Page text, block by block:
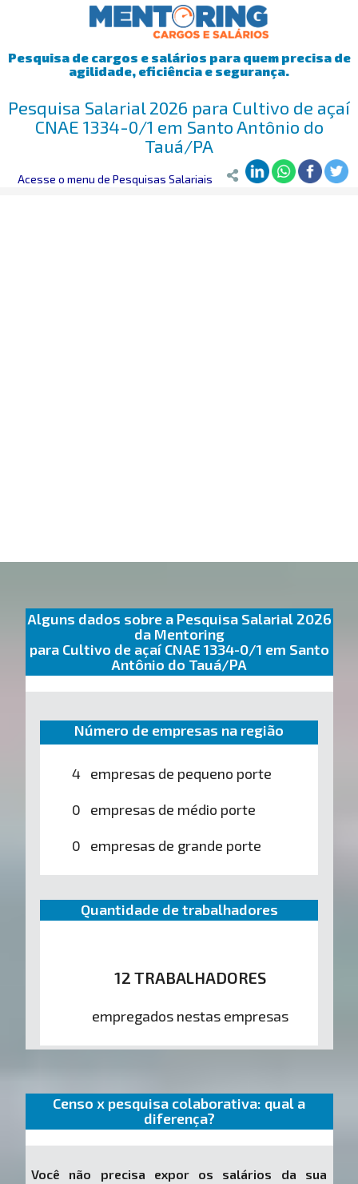
Pesquisa de cargos e salários para quem precisa de
agilidade, eficiência e segurança.
Pesquisa Salarial 2026 para Cultivo de açaí
CNAE 1334-0/1 em Santo Antônio do
Tauá/PA
Mentoring>Pesquisa Salarial>Santo Antônio do Tauá/PA>
Acesse o menu de Pesquisas Salariais
Alguns dados sobre a Pesquisa Salarial 2026
da Mentoring
para Cultivo de açaí CNAE 1334-0/1 em Santo
Antônio do Tauá/PA
Número de empresas na região
4 empresas de pequeno porte
0 empresas de médio porte
0 empresas de grande porte
Quantidade de trabalhadores
12 TRABALHADORES
empregados nestas empresas
Censo x pesquisa colaborativa: qual a
diferença?
Você não precisa expor os salários da sua